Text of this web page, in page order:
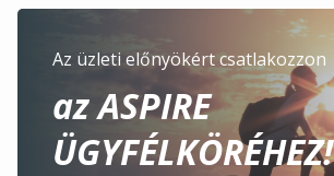
Az üzleti előnyökért csatlakozzon
az ASPIRE
ÜGYFÉLKÖRÉHEZ!